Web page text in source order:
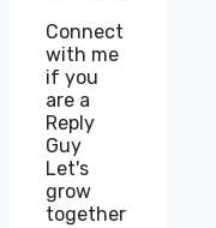
Connect
with me
if you
are a
Reply
Guy
Let's
grow
together